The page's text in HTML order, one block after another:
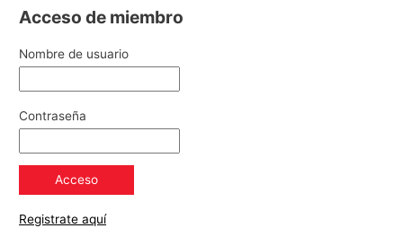
Acceso de miembro
Nombre de usuario
Contraseña
Registrate aquí